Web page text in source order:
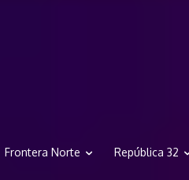
Frontera Norte República 32